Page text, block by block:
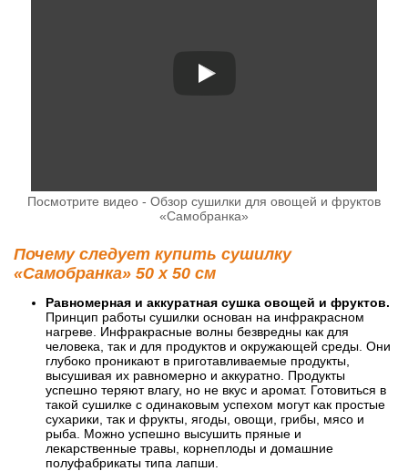
Посмотрите видео - Обзор сушилки для овощей и фруктов
«Самобранка»
Почему следует купить сушилку
«Самобранка» 50 x 50 см
Равномерная и аккуратная сушка овощей и фруктов.
Принцип работы сушилки основан на инфракрасном
нагреве. Инфракрасные волны безвредны как для
человека, так и для продуктов и окружающей среды. Они
глубоко проникают в приготавливаемые продукты,
высушивая их равномерно и аккуратно. Продукты
успешно теряют влагу, но не вкус и аромат. Готовиться в
такой сушилке с одинаковым успехом могут как простые
сухарики, так и фрукты, ягоды, овощи, грибы, мясо и
рыба. Можно успешно высушить пряные и
лекарственные травы, корнеплоды и домашние
полуфабрикаты типа лапши.